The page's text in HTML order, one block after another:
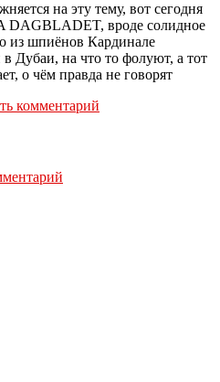
на эту тему, вот сегодня
DAGBLADET, вроде солидное
из шпиёнов Кардинале
Дубаи, на что то фолуют, а тот
о чём правда не говорят
комментарий